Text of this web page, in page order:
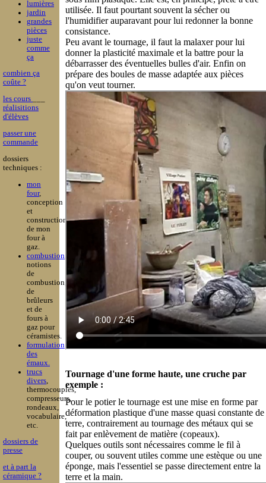
lumières
jardin
grandes
pièces
juste
comme
ça
combien ça
coûte ?
les cours
réalisitions
d'élèves
passer une
commande
dossiers
techniques :
mon
four,
conception
et
construction
de mon
four à
gaz.
combustion
notions
de
combustion,
de
brûleurs
et de
fours à
gaz pour
céramistes.
formulation
des
émaux.
trucs
divers
thermocouples,
compresseurs,
rondeaux,
vocabulaire,
etc.
dossiers de
presse
et à part la
céramique ?
utilisée. Il faut pourtant souvent la sécher ou
l'humidifier auparavant pour lui redonner la bonne
consistance.
Peu avant le tournage, il faut la malaxer pour lui
donner la plasticité maximale et la battre pour la
débarrasser des éventuelles bulles d'air. Enfin on
prépare des boules de masse adaptée aux pièces
qu'on veut tourner.
Tournage d'une forme haute, une cruche par
exemple :
Pour le potier le tournage est une mise en forme par
déformation plastique d'une masse quasi constante de
terre, contrairement au tournage des métaux qui se
fait par enlèvement de matière (copeaux).
Quelques outils sont nécessaires comme le fil à
couper, ou souvent utiles comme une estèque ou une
éponge, mais l'essentiel se passe directement entre la
terre et la main.